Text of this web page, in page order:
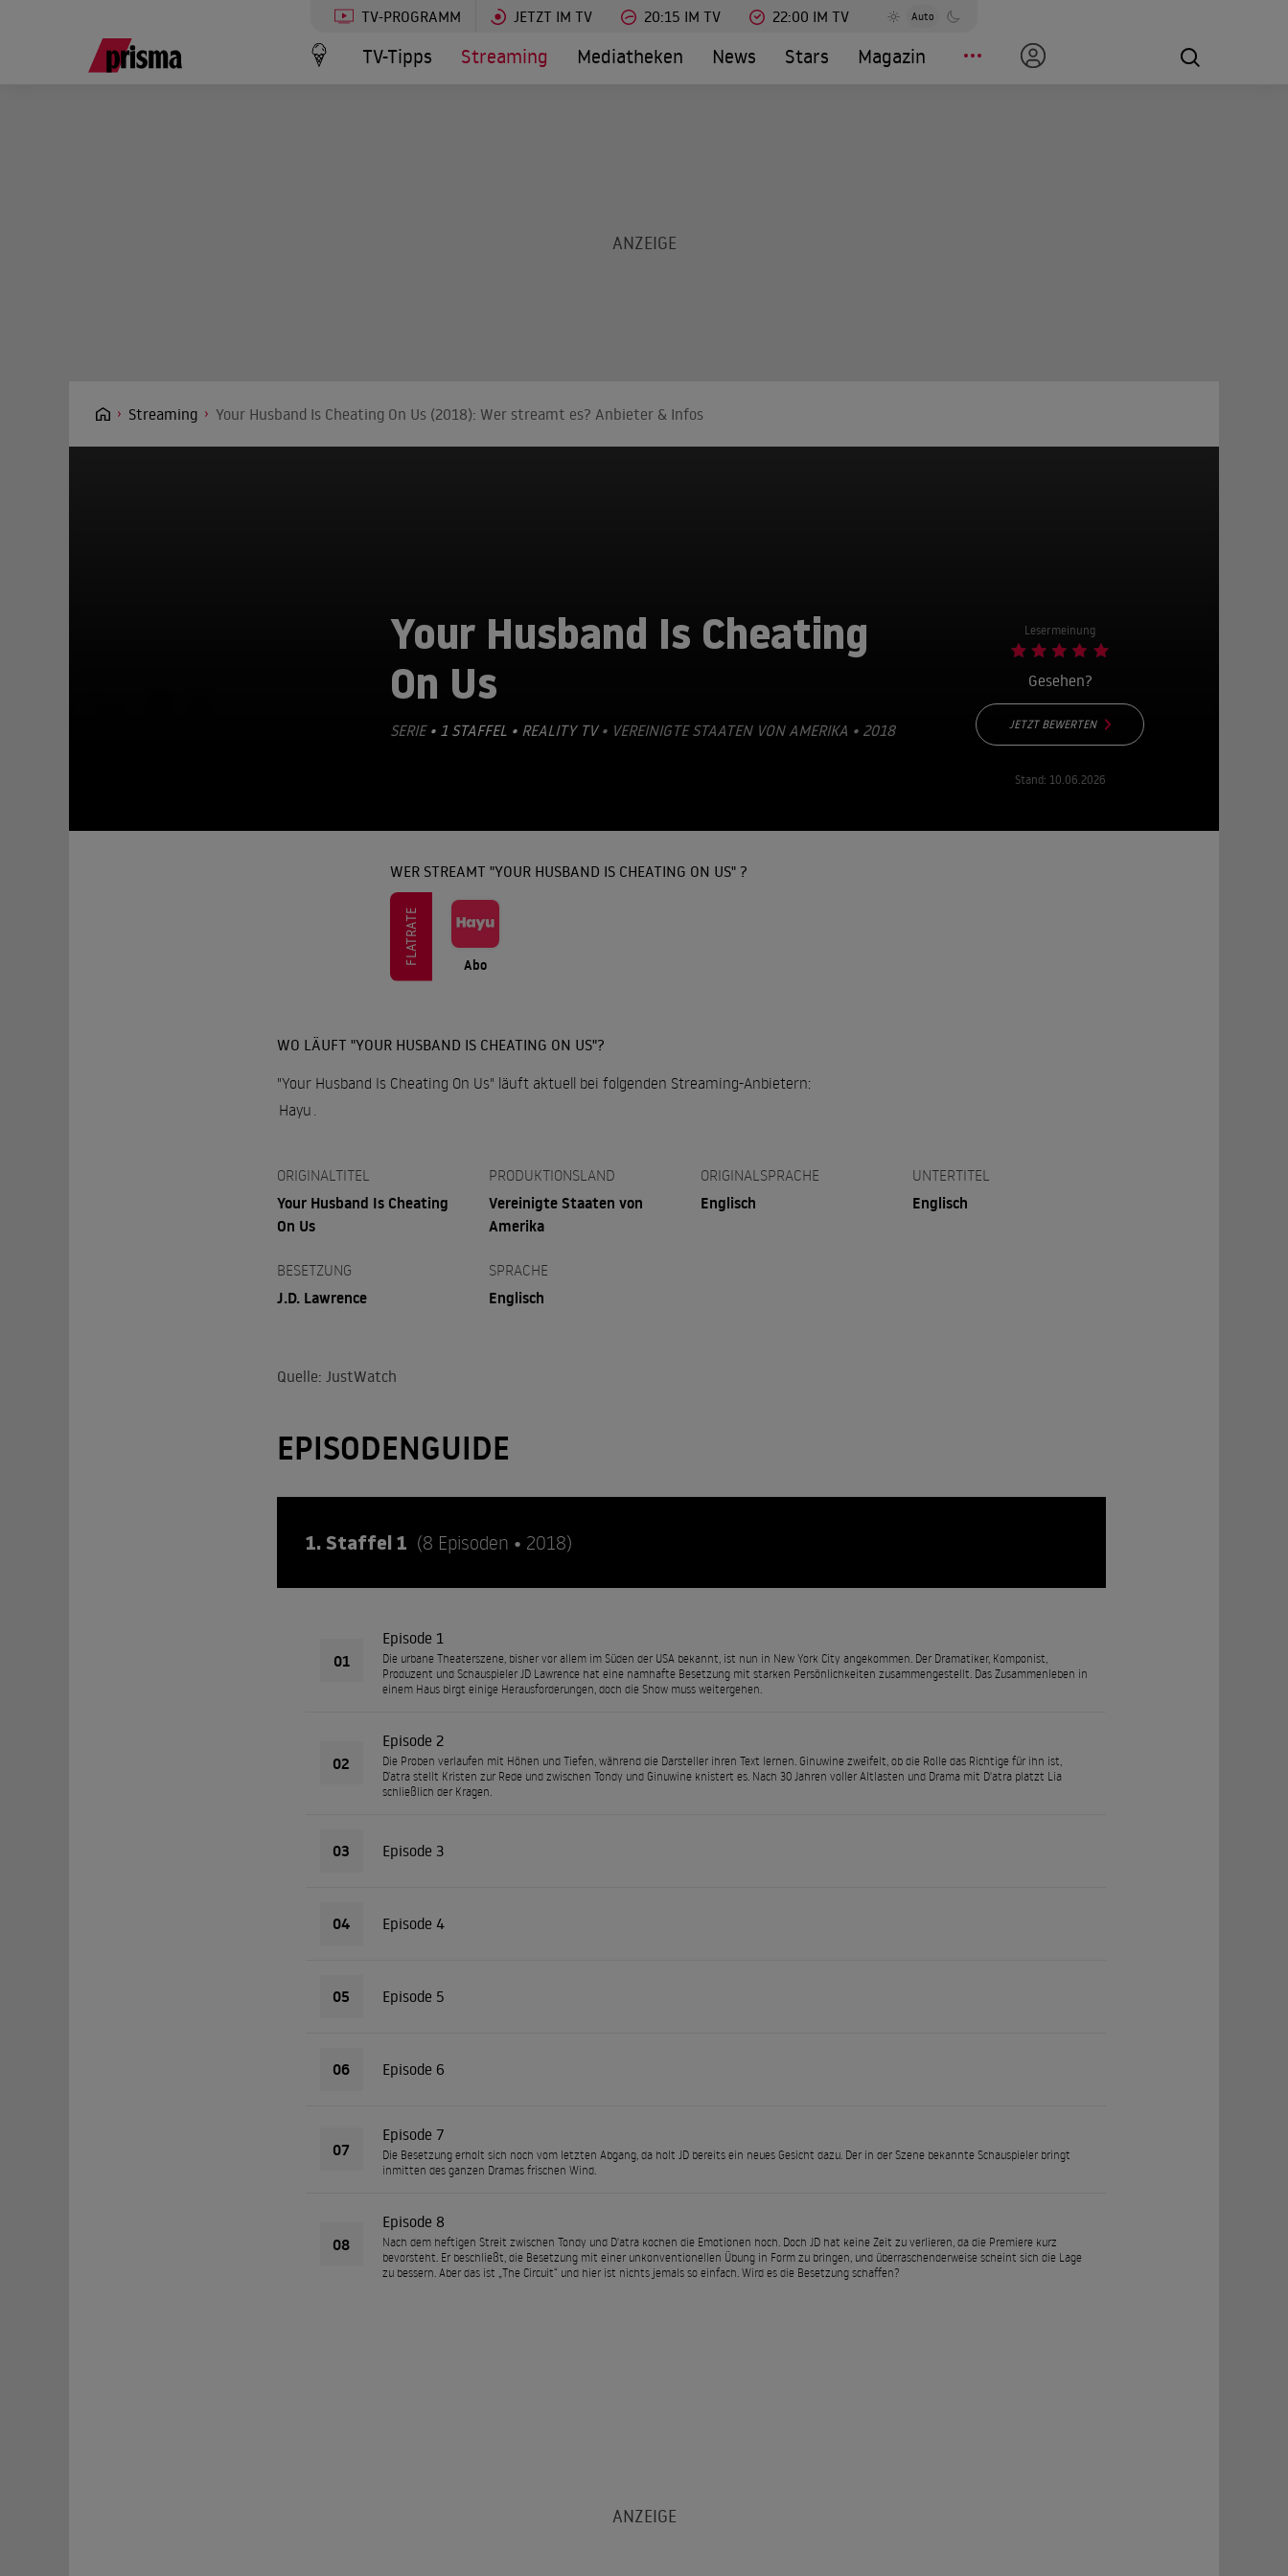
TV-PROGRAMM JETZT IM TV 20:15 IM TV 22:00 IM TV Auto
TV-Tipps Streaming Mediatheken News Stars Magazin
Streaming Your Husband Is Cheating On Us (2018): Wer streamt es? Anbieter & Infos
Your Husband Is Cheating
On Us
SERIE • 1 STAFFEL • REALITY TV• VEREINIGTE STAATEN VON AMERIKA • 2018
Lesermeinung
Gesehen?
JETZT BEWERTEN
Stand: 10.06.2026
WER STREAMT "YOUR HUSBAND IS CHEATING ON US" ?
FLATRATE Abo
WO LÄUFT "YOUR HUSBAND IS CHEATING ON US"?
"Your Husband Is Cheating On Us" läuft aktuell bei folgenden Streaming-Anbietern:
Hayu
ORIGINALTITEL
Your Husband Is Cheating
On Us
PRODUKTIONSLAND
Vereinigte Staaten von
Amerika
ORIGINALSPRACHE
Englisch
UNTERTITEL
Englisch
BESETZUNG
J.D. Lawrence
SPRACHE
Englisch
Quelle: JustWatch
EPISODENGUIDE
1. Staffel 1 (8 Episoden • 2018)
01
Episode 1
Die urbane Theaterszene, bisher vor allem im Süden der USA bekannt, ist nun in New York City angekommen. Der Dramatiker, Komponist,
Produzent und Schauspieler JD Lawrence hat eine namhafte Besetzung mit starken Persönlichkeiten zusammengestellt. Das Zusammenleben in
einem Haus birgt einige Herausforderungen, doch die Show muss weitergehen.
02
Episode 2
Die Proben verlaufen mit Höhen und Tiefen, während die Darsteller ihren Text lernen. Ginuwine zweifelt, ob die Rolle das Richtige für ihn ist,
D’atra stellt Kristen zur Rede und zwischen Tondy und Ginuwine knistert es. Nach 30 Jahren voller Altlasten und Drama mit D'atra platzt Lia
schließlich der Kragen.
03 Episode 3
04 Episode 4
05 Episode 5
06 Episode 6
07
Episode 7
Die Besetzung erholt sich noch vom letzten Abgang, da holt JD bereits ein neues Gesicht dazu. Der in der Szene bekannte Schauspieler bringt
inmitten des ganzen Dramas frischen Wind.
08
Episode 8
Nach dem heftigen Streit zwischen Tondy und D'atra kochen die Emotionen hoch. Doch JD hat keine Zeit zu verlieren, da die Premiere kurz
bevorsteht. Er beschließt, die Besetzung mit einer unkonventionellen Übung in Form zu bringen, und überraschenderweise scheint sich die Lage
zu bessern. Aber das ist „The Circuit“ und hier ist nichts jemals so einfach. Wird es die Besetzung schaffen?